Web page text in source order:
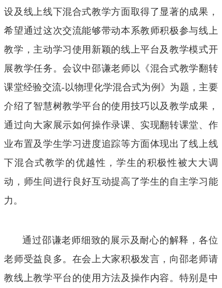
设及线上线下混合式教学方面取得了显著的成果，
希望通过这次交流能够带动本系教师积极参与线上
教学，主动学习使用新颖的线上平台及教学模式开
展教学任务。会议中邵谦老师以《混合式教学翻转
课堂经验交流-以物理化学混合式为例》为题，主要
介绍了智慧树教学平台的使用技巧以及教学成果，
通过向大家展示如何操作录课、实现翻转课堂、作
业布置及学生学习进度追踪等方面体现出了线上线
下混合式教学的优越性，学生的积极性被大大调
动，师生间进行良好互动提高了学生的自主学习能
力。
通过邵谦老师细致的展示及耐心的解释，各位
老师受益良多。在会上大家积极发言，向邵老师请
教线上教学平台的使用方法及操作内容。特别是中